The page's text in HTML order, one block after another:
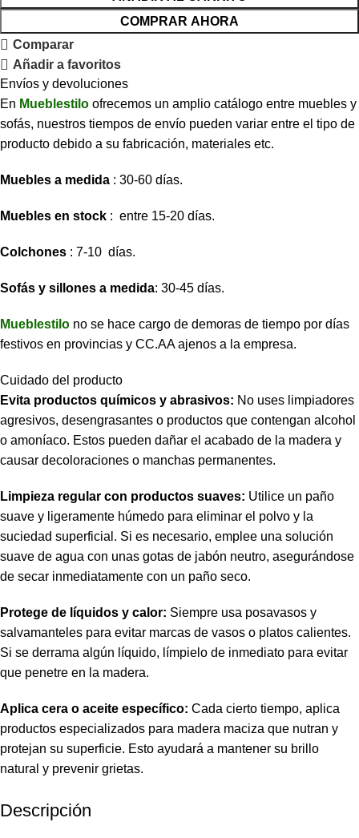
COMPRAR AHORA
Comparar
Añadir a favoritos
Envíos y devoluciones
En Mueblestilo ofrecemos un amplio catálogo entre muebles y
sofás, nuestros tiempos de envío pueden variar entre el tipo de
producto debido a su fabricación, materiales etc.
Muebles a medida : 30-60 días.
Muebles en stock : entre 15-20 días.
Colchones : 7-10 días.
Sofás y sillones a medida: 30-45 días.
Mueblestilo no se hace cargo de demoras de tiempo por días
festivos en provincias y CC.AA ajenos a la empresa.
Cuidado del producto
Evita productos químicos y abrasivos: No uses limpiadores
agresivos, desengrasantes o productos que contengan alcohol
o amoníaco. Estos pueden dañar el acabado de la madera y
causar decoloraciones o manchas permanentes.
Limpieza regular con productos suaves: Utilice un paño
suave y ligeramente húmedo para eliminar el polvo y la
suciedad superficial. Si es necesario, emplee una solución
suave de agua con unas gotas de jabón neutro, asegurándose
de secar inmediatamente con un paño seco.
Protege de líquidos y calor: Siempre usa posavasos y
salvamanteles para evitar marcas de vasos o platos calientes.
Si se derrama algún líquido, límpielo de inmediato para evitar
que penetre en la madera.
Aplica cera o aceite específico: Cada cierto tiempo, aplica
productos especializados para madera maciza que nutran y
protejan su superficie. Esto ayudará a mantener su brillo
natural y prevenir grietas.
Descripción